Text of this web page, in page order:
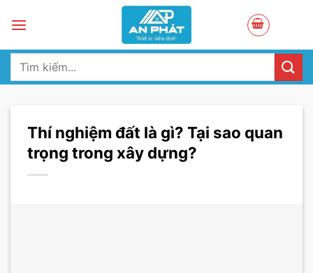
Tìm
Thí nghiệm đất là gì? Tại sao quan
trọng trong xây dựng?